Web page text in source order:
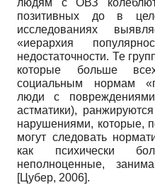
людям с ОВЗ
позитивных до в
исследованиях
«иерархия
недостаточности. Те
которые больше
социальным нормам
люди с повреждениями
астматики),
нарушениями, которые,
могут следовать
как психически
неполноценные,
[Цубер, 2006].